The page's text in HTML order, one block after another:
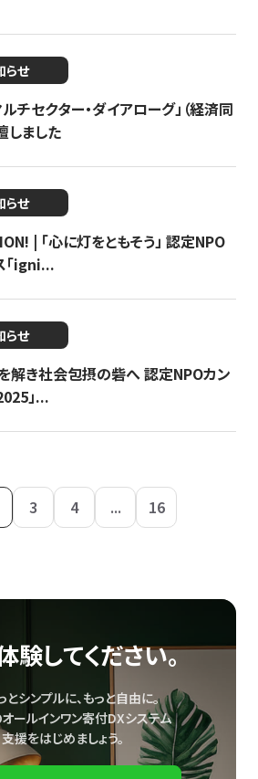
らせ
チセクター・ダイアローグ」（経済同
しました
らせ
| 「心に灯をともそう」 認定NPO
「igni...
らせ
解き社会包摂の砦へ 認定NPOカン
」...
3 4 ... 16
験してください。
シンプルに、もっと自由に。
ールインワン寄付DXシステム
支援をはじめましょう。